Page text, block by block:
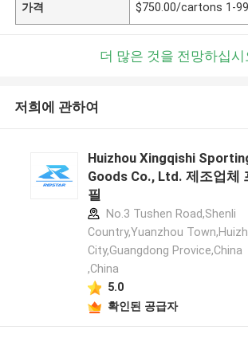
가격 $750.00/cartons 1-
더 많은 것을 전망하십시
저희에 관하여
Huizhou Xingqishi
Goods Co., Ltd. 제조업체
필
No.3 Tushen Road,Shenli
Country,Yuanzhou
City,Guangdong Provice,China
,China
5.0
확인된 공급자